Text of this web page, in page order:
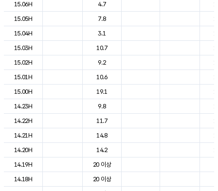
15.06H
4.7
15.05H
7.8
15.04H
3.1
15.03H
10.7
15.02H
9.2
15.01H
10.6
15.00H
19.1
14.23H
9.8
14.22H
11.7
14.21H
14.8
14.20H
14.2
14.19H
20 이상
14.18H
20 이상